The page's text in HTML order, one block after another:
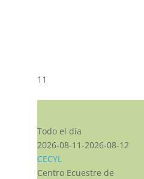
11
Todo el día
2026-08-11-2026-08-12
CECYL
Centro Ecuestre de